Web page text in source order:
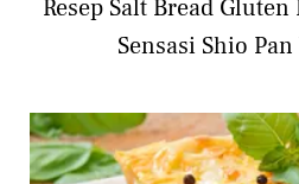
Resep Salt Bread
Sensasi Shio